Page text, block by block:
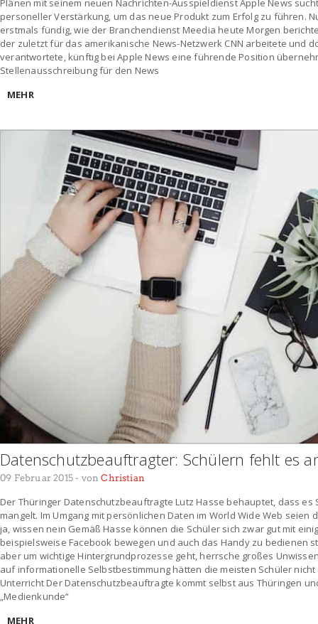
Plänen mit seinem neuen Nachrichten-Ausspieldienst Apple News
personeller Verstärkung, um das neue Produkt zum Erfolg zu führen.
erstmals fündig, wie der Branchendienst Meedia heute Morgen
der zuletzt für das amerikanische News-Netzwerk CNN arbeitete und
verantwortete, künftig bei Apple News eine führende Position
Stellenausschreibung für den News
MEHR
Datenschutzbeauftragter: Schülern fehlt es
09 Februar 2015- vonChristian
Der Thüringer Datenschutzbeauftragte Lutz Hasse behauptet, dass
mangelt. Im Umgang mit persönlichen Daten im World Wide Web seien
ja, wissen nein Gemäß Hasse können die Schüler sich zwar gut mit
beispielsweise Facebook bewegen und auch das Handy zu bedienen
aber um wichtige Hintergrundprozesse geht, herrsche großes
auf informationelle Selbstbestimmung hätten die meisten Schüler
Unterricht Der Datenschutzbeauftragte kommt selbst aus Thüringen
„Medienkunde“
MEHR